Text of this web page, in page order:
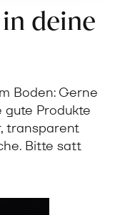
deine
Boden: Gerne
Produkte
transparent
Bitte satt